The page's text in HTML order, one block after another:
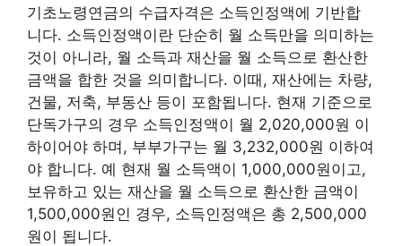
기초노령연금의 수급자격은 소득인정액에 기반합
니다. 소득인정액이란 단순히 월 소득만을 의미하는
것이 아니라, 월 소득과 재산을 월 소득으로 환산한
금액을 합한 것을 의미합니다. 이때, 재산에는 차량,
건물, 저축, 부동산 등이 포함됩니다. 현재 기준으로
단독가구의 경우 소득인정액이 월 2,020,000원 이
하이어야 하며, 부부가구는 월 3,232,000원 이하여
야 합니다. 예 현재 월 소득액이 1,000,000원이고,
보유하고 있는 재산을 월 소득으로 환산한 금액이
1,500,000원인 경우, 소득인정액은 총 2,500,000
원이 됩니다.